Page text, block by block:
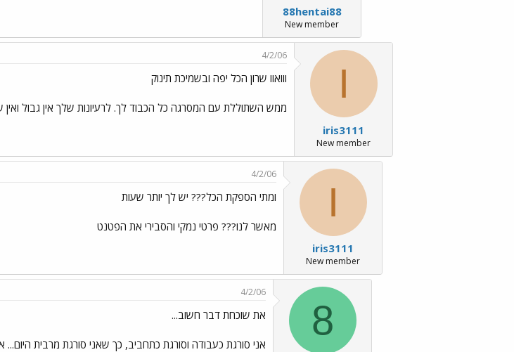
88hentai88
New member
I
iris3111
New member
4/2/06
ווואוו שרון הכל יפה ובשמיכת תינוק
ממש השתוללת עם המסרגה כל הכבוד לך. לרעיונות שלך אין גבול ואין
I
iris3111
New member
4/2/06
ומתי הספקת הכל??? יש לך יותר שעות
מאשר לנו??? פרטי נמקי והסבירי את הפטנט
8
4/2/06
את שוכחת דבר חשוב...
אני סורגת כעבודה וסורגת כתחביב, כך שאני סורגת מרבית